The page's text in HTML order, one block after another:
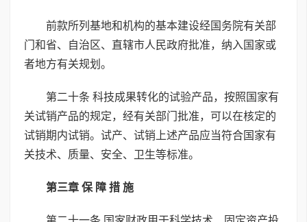
前款所列基地和机构的基本建设经国务院有关部
门和省、自治区、直辖市人民政府批准，纳入国家或
者地方有关规划。
第二十条 科技成果转化的试验产品，按照国家有
关试销产品的规定，经有关部门批准，可以在核定的
试销期内试销。试产、试销上述产品应当符合国家有
关技术、质量、安全、卫生等标准。
第三章 保 障 措 施